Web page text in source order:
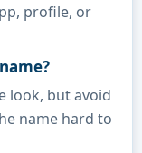
profile, or
look, but avoid
name hard to